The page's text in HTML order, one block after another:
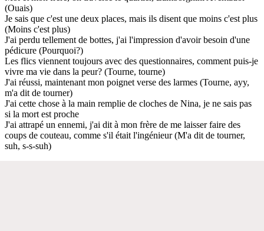
(Ouais)
Je sais que c'est une deux places, mais ils disent que moins c'est plus
(Moins c'est plus)
J'ai perdu tellement de bottes, j'ai l'impression d'avoir besoin d'une
pédicure (Pourquoi?)
Les flics viennent toujours avec des questionnaires, comment puis-je
vivre ma vie dans la peur? (Tourne, tourne)
J'ai réussi, maintenant mon poignet verse des larmes (Tourne, ayy,
m'a dit de tourner)
J'ai cette chose à la main remplie de cloches de Nina, je ne sais pas
si la mort est proche
J'ai attrapé un ennemi, j'ai dit à mon frère de me laisser faire des
coups de couteau, comme s'il était l'ingénieur (M'a dit de tourner,
suh, s-s-suh)